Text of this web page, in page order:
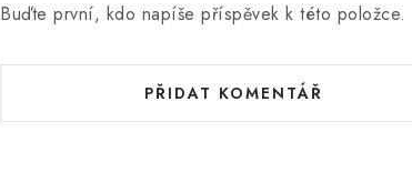
Buďte první, kdo napíše příspěvek k této položce.
PŘIDAT KOMENTÁŘ